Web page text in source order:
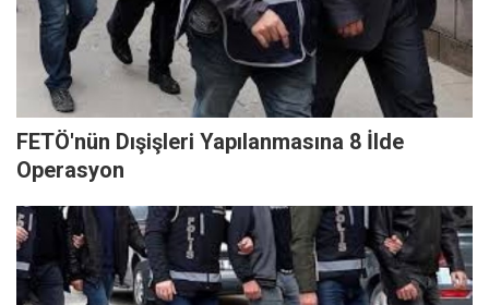
FETÖ'nün Dışişleri Yapılanmasına 8 İlde
Operasyon